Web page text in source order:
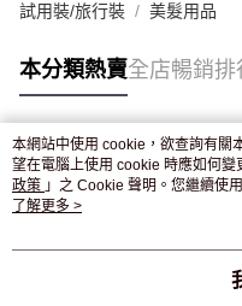
試用裝/旅行裝 美髮用品
本分類熱賣全店暢銷排
熱門標籤
熱銷排行
本網站中使用 cookie，欲查詢有關
望在電腦上使用 cookie 時應如何
政策 」之 Cookie 聲明。您繼續使
條款之 Cookie 聲明使用 cookie。
了解更多 >